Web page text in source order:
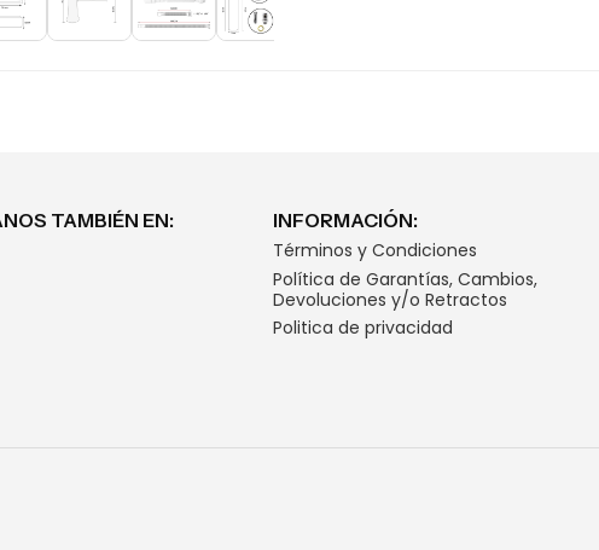
TAMBIÉN EN:
INFORMACIÓN:
Términos y Condiciones
Política de Garantías, Cambios,
Devoluciones y/o Retractos
Politica de privacidad